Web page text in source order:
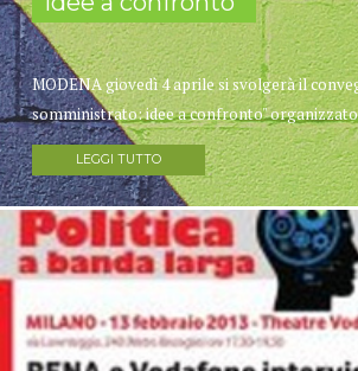
MODENA giovedì 4 aprile si svolgerà il
somministrato: idee a confronto" organizzato
LEGGI TUTTO